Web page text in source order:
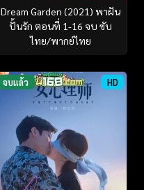
Dream Garden (2021) พาฝัน
ปั้นรัก ตอนที่ 1-16 จบ ซับ
ไทย/พากย์ไทย
จบแล้ว HD